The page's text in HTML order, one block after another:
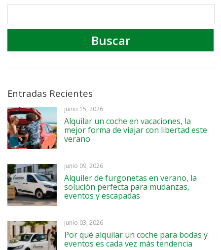
Entradas Recientes
junio 15, 2026
Alquilar un coche en vacaciones, la
mejor forma de viajar con libertad este
verano
junio 09, 2026
Alquiler de furgonetas en verano, la
solución perfecta para mudanzas,
eventos y escapadas
junio 03, 2026
Por qué alquilar un coche para bodas y
eventos es cada vez más tendencia